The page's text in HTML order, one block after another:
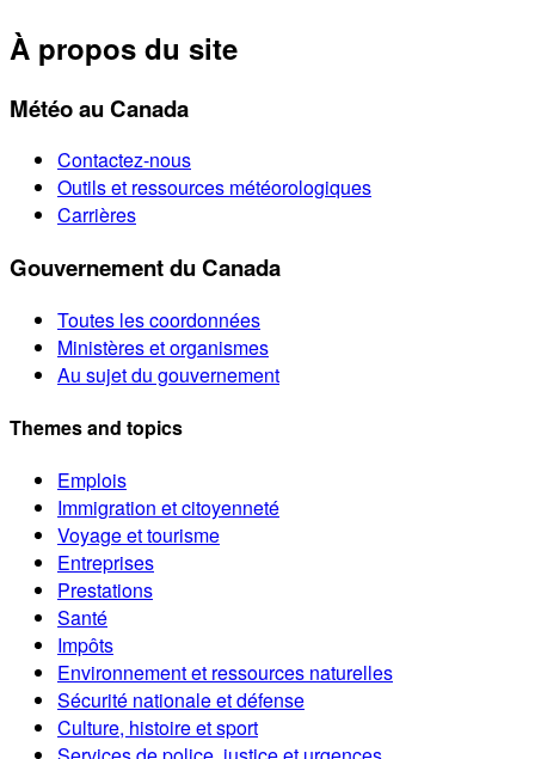
À propos du site
Météo au Canada
Contactez-nous
Outils et ressources météorologiques
Carrières
Gouvernement du Canada
Toutes les coordonnées
Ministères et organismes
Au sujet du gouvernement
Themes and topics
Emplois
Immigration et citoyenneté
Voyage et tourisme
Entreprises
Prestations
Santé
Impôts
Environnement et ressources naturelles
Sécurité nationale et défense
Culture, histoire et sport